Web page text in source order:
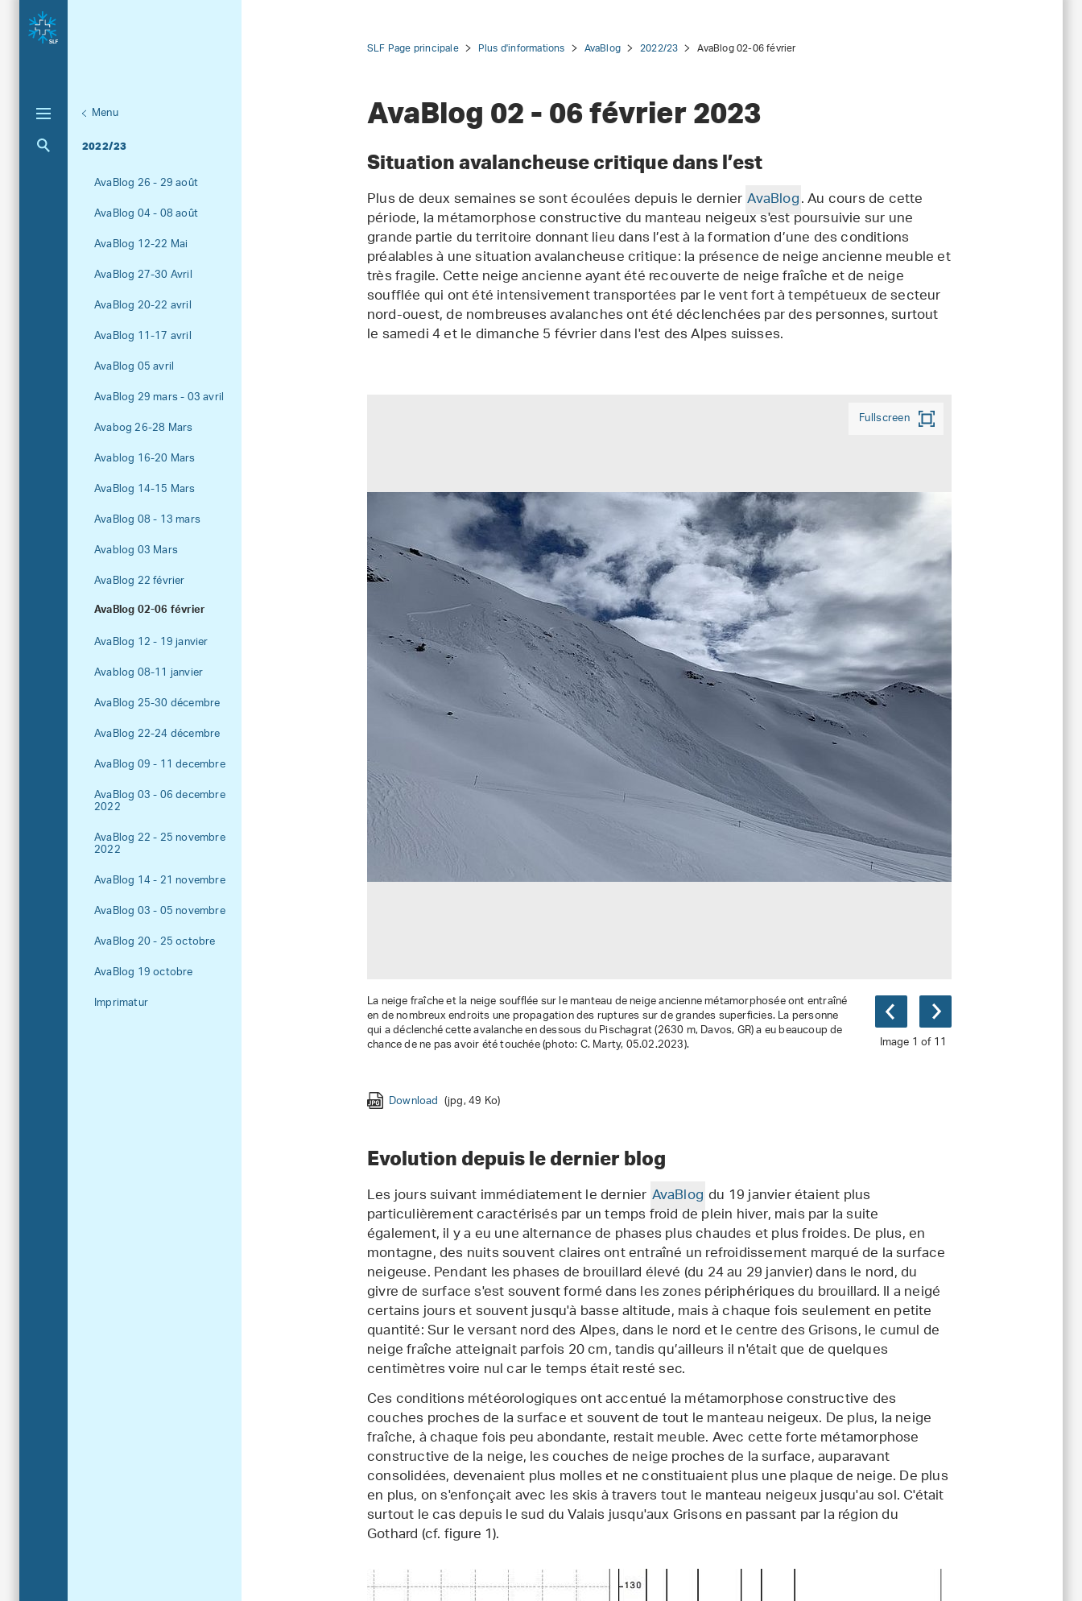
Unternavigation
Menu
2022/23
Aktuelle Navigation
AvaBlog 26 - 29 août
AvaBlog 04 - 08 août
AvaBlog 12-22 Mai
AvaBlog 27-30 Avril
AvaBlog 20-22 avril
AvaBlog 11-17 avril
AvaBlog 05 avril
AvaBlog 29 mars - 03 avril
Avabog 26-28 Mars
Avablog 16-20 Mars
AvaBlog 14-15 Mars
AvaBlog 08 - 13 mars
Avablog 03 Mars
AvaBlog 22 février
AvaBlog 02-06 février
AvaBlog 12 - 19 janvier
Avablog 08-11 janvier
AvaBlog 25-30 décembre
AvaBlog 22-24 décembre
AvaBlog 09 - 11 decembre
AvaBlog 03 - 06 decembre
2022
AvaBlog 22 - 25 novembre
2022
AvaBlog 14 - 21 novembre
AvaBlog 03 - 05 novembre
AvaBlog 20 - 25 octobre
AvaBlog 19 octobre
Imprimatur
SLF Page principale Plus d'informations AvaBlog 2022/23 AvaBlog 02-06 février
AvaBlog 02 - 06 février 2023
Situation avalancheuse critique dans l’est
Plus de deux semaines se sont écoulées depuis le dernierAvaBlog. Au cours de cette
période, la métamorphose constructive du manteau neigeux s'est poursuivie sur une
grande partie du territoire donnant lieu dans l’est à la formation d’une des conditions
préalables à une situation avalancheuse critique: la présence de neige ancienne meuble et
très fragile. Cette neige ancienne ayant été recouverte de neige fraîche et de neige
soufflée qui ont été intensivement transportées par le vent fort à tempétueux de secteur
nord-ouest, de nombreuses avalanches ont été déclenchées par des personnes, surtout
le samedi 4 et le dimanche 5 février dans l'est des Alpes suisses.
Fullscreen
Image 1 of 11
La neige fraîche et la neige soufflée sur le manteau de neige ancienne métamorphosée ont entraîné
en de nombreux endroits une propagation des ruptures sur de grandes superficies. La personne
qui a déclenché cette avalanche en dessous du Pischagrat (2630 m, Davos, GR) a eu beaucoup de
chance de ne pas avoir été touchée (photo: C. Marty, 05.02.2023).
Download (jpg, 49 Ko)
Download (jpg, 189 Ko)
Evolution depuis le dernier blog
Les jours suivant immédiatement le dernierAvaBlogdu 19 janvier étaient plus
particulièrement caractérisés par un temps froid de plein hiver, mais par la suite
également, il y a eu une alternance de phases plus chaudes et plus froides. De plus, en
montagne, des nuits souvent claires ont entraîné un refroidissement marqué de la surface
neigeuse. Pendant les phases de brouillard élevé (du 24 au 29 janvier) dans le nord, du
givre de surface s'est souvent formé dans les zones périphériques du brouillard. Il a neigé
certains jours et souvent jusqu'à basse altitude, mais à chaque fois seulement en petite
quantité: Sur le versant nord des Alpes, dans le nord et le centre des Grisons, le cumul de
neige fraîche atteignait parfois 20 cm, tandis qu’ailleurs il n'était que de quelques
centimètres voire nul car le temps était resté sec.
Ces conditions météorologiques ont accentué la métamorphose constructive des
couches proches de la surface et souvent de tout le manteau neigeux. De plus, la neige
fraîche, à chaque fois peu abondante, restait meuble. Avec cette forte métamorphose
constructive de la neige, les couches de neige proches de la surface, auparavant
consolidées, devenaient plus molles et ne constituaient plus une plaque de neige. De plus
en plus, on s'enfonçait avec les skis à travers tout le manteau neigeux jusqu'au sol. C'était
surtout le cas depuis le sud du Valais jusqu'aux Grisons en passant par la région du
Gothard (cf. figure 1).